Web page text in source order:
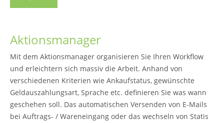
Aktionsmanager
Mit dem Aktionsmanager organisieren Sie Ihren Workflow
und erleichtern sich massiv die Arbeit. Anhand von
verschiedenen Kriterien wie Ankaufstatus, gewünschte
Geldauszahlungsart, Sprache etc. definieren Sie was wann
geschehen soll. Das automatischen Versenden von E-Mails
bei Auftrags- / Wareneingang oder das wechseln von Statis